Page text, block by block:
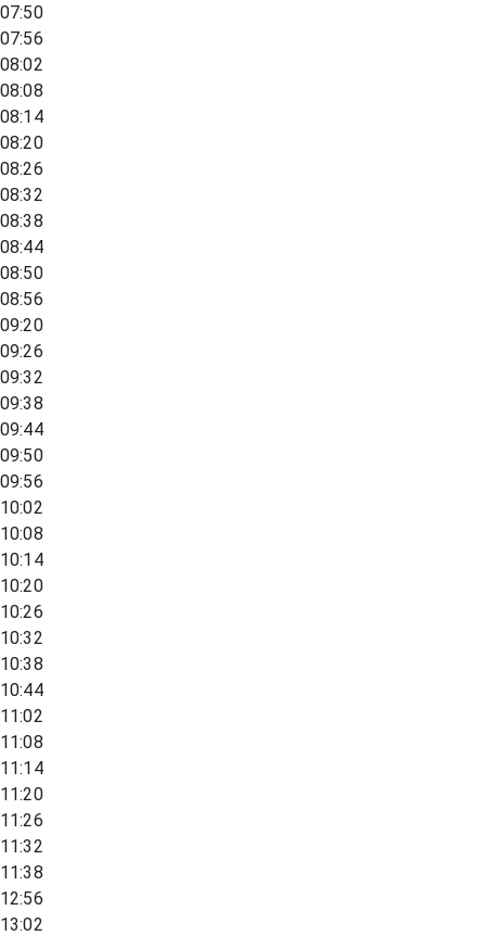
07:50
07:56
08:02
08:08
08:14
08:20
08:26
08:32
08:38
08:44
08:50
08:56
09:20
09:26
09:32
09:38
09:44
09:50
09:56
10:02
10:08
10:14
10:20
10:26
10:32
10:38
10:44
11:02
11:08
11:14
11:20
11:26
11:32
11:38
12:56
13:02